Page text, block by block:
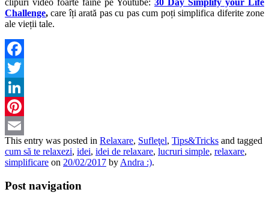
clipuri video foarte faine pe Youtube: 30 Day Simplify your Life
Challenge, care îți arată pas cu pas cum poți simplifica diferite zone
ale vieții tale.
Facebook
Twitter
LinkedIn
Pinterest
Email
This entry was posted in Relaxare, Sufleţel, Tips&Tricks and tagged
cum să te relaxezi, idei, idei de relaxare, lucruri simple, relaxare,
simplificare on 20/02/2017 by Andra :).
Post navigation